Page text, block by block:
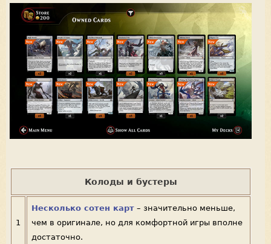
Колоды и бустеры
1
Несколько сотен карт – значительно меньше,
чем в оригинале, но для комфортной игры вполне
достаточно.